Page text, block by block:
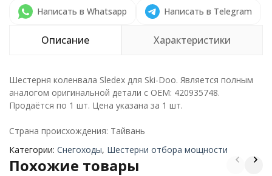
Написать в Whatsapp Написать в Telegram
Описание Характеристики
Шестерня коленвала Sledex для Ski-Doo. Является полным
аналогом оригинальной детали с ОЕМ: 420935748.
Продаётся по 1 шт. Цена указана за 1 шт.
Страна происхождения: Тайвань
Категории: Снегоходы, Шестерни отбора мощности
Похожие товары